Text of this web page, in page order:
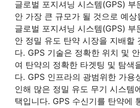
글로벌 포지셔닝 시스템(GPS) 부
안 가장 큰 규모가 될 것으로 예상
글로벌 포지셔닝 시스템(GPS) 부
안 정밀 유도 탄약 시장을 지배할
다. GPS 기술은 정확한 위치 및
여 탄약의 정확한 타겟팅 및 탐색
다. GPS 인프라의 광범위한 가용
인해 많은 정밀 유도 무기 시스템
택입니다. GPS 수신기를 탄약에